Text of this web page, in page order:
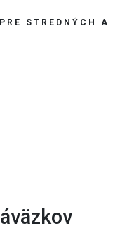
STREDNÝCH A